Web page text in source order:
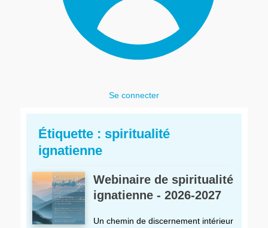
Se connecter
Étiquette : spiritualité
ignatienne
Webinaire de spiritualité
ignatienne - 2026-2027
Un chemin de discernement intérieur